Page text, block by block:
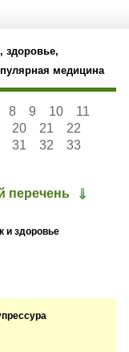
здоровье,
медицина
8 9 10
11
20 21
22
31 32
33
перечень
и здоровье